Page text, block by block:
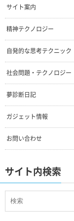
サイト案内
精神テクノロジー
自発的な思考テクニック
社会問題・テクノロジー
夢診断日記
ガジェット情報
お問い合わせ
サイト内検索